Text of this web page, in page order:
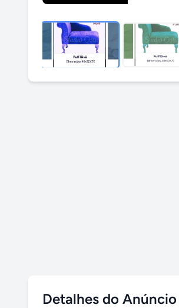
Detalhes do Anúncio